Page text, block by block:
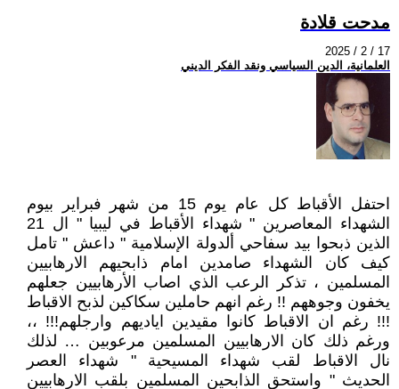
مدحت قلادة
2025 / 2 / 17
العلمانية، الدين السياسي ونقد الفكر الديني
احتفل الأقباط كل عام يوم 15 من شهر فبراير بيوم
الشهداء المعاصرين " شهداء الأقباط في ليبيا " ال 21
الذين ذبحوا بيد سفاحي ألدولة الإسلامية " داعش " تامل
كيف كان الشهداء صامدين امام ذابحيهم الارهابيين
المسلمين ، تذكر الرعب الذي اصاب الأرهابيين جعلهم
يخفون وجوههم !! رغم انهم حاملين سكاكين لذبح الاقباط
!!! رغم ان الاقباط كانوا مقيدين اياديهم وارجلهم!!! ،،
ورغم ذلك كان الارهابيين المسلمين مرعوبين … لذلك
نال الاقباط لقب شهداء المسيحية " شهداء العصر
الحديث " واستحق الذابحين المسلمين بلقب الارهابيين